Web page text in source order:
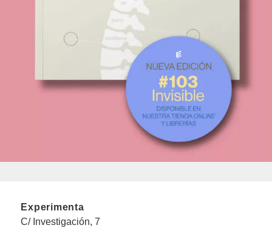
Experimenta
C/ Investigación, 7